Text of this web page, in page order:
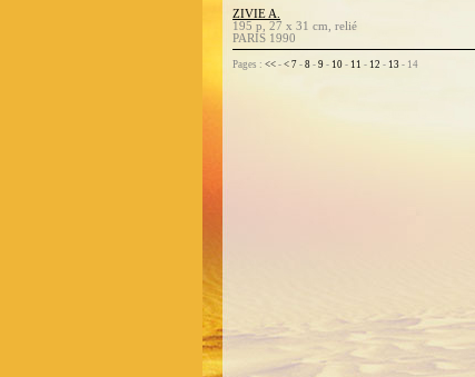
ZIVIE A.
195 p, 27 x 31 cm, relié
PARIS 1990
Pages : << - < 7 - 8 - 9 - 10 - 11 - 12 - 13 - 14